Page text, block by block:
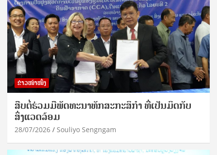
ຂ່າວໜ້າໜຶ່ງ
ສືບຕໍ່ຮ່ວມມືພັດທະນາທັກສະກະສິກຳ ທີ່ເປັນມິດກັບ
ສິ່ງແວດລ້ອມ
28/07/2026 Souliyo Sengngam